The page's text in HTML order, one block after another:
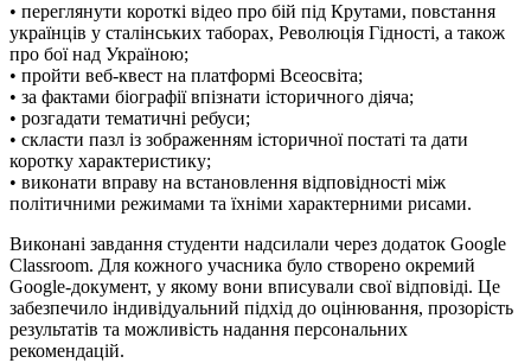
• переглянути короткі відео про бій під Крутами, повстання
українців у сталінських таборах, Революція Гідності, а також
про бої над Україною;
• пройти веб-квест на платформі Всеосвіта;
• за фактами біографії впізнати історичного діяча;
• розгадати тематичні ребуси;
• скласти пазл із зображенням історичної постаті та дати
коротку характеристику;
• виконати вправу на встановлення відповідності між
політичними режимами та їхніми характерними рисами.
Виконані завдання студенти надсилали через додаток Google
Classroom. Для кожного учасника було створено окремий
Google-документ, у якому вони вписували свої відповіді. Це
забезпечило індивідуальний підхід до оцінювання, прозорість
результатів та можливість надання персональних
рекомендацій.